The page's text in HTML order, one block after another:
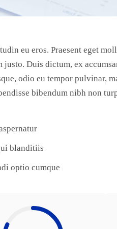
eu eros. Praesent eget
Duis dictum, ex
odio eu tempor pulvinar,
bibendum nibh non
blanditiis
optio cumque